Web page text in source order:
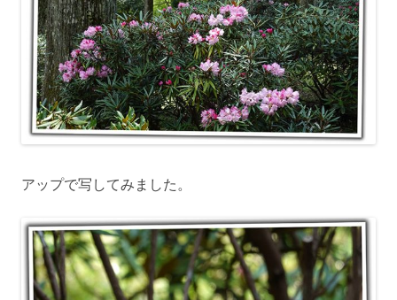
アップで写してみました。